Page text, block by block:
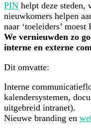
PIN helpt deze steden,
nieuwkomers helpen
naar ‘toeleiders’
We vernieuwden zo
interne en externe
Dit omvatte:
Interne
kalendersystemen,
uitgebreid intranet).
Nieuwe branding en